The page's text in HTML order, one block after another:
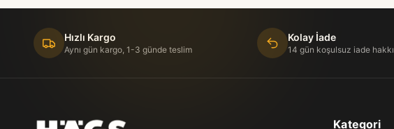
Hızlı Kargo
Aynı gün kargo, 1-3 günde teslim
Kolay İade
14 gün koşulsuz iade hakkı
Kategori